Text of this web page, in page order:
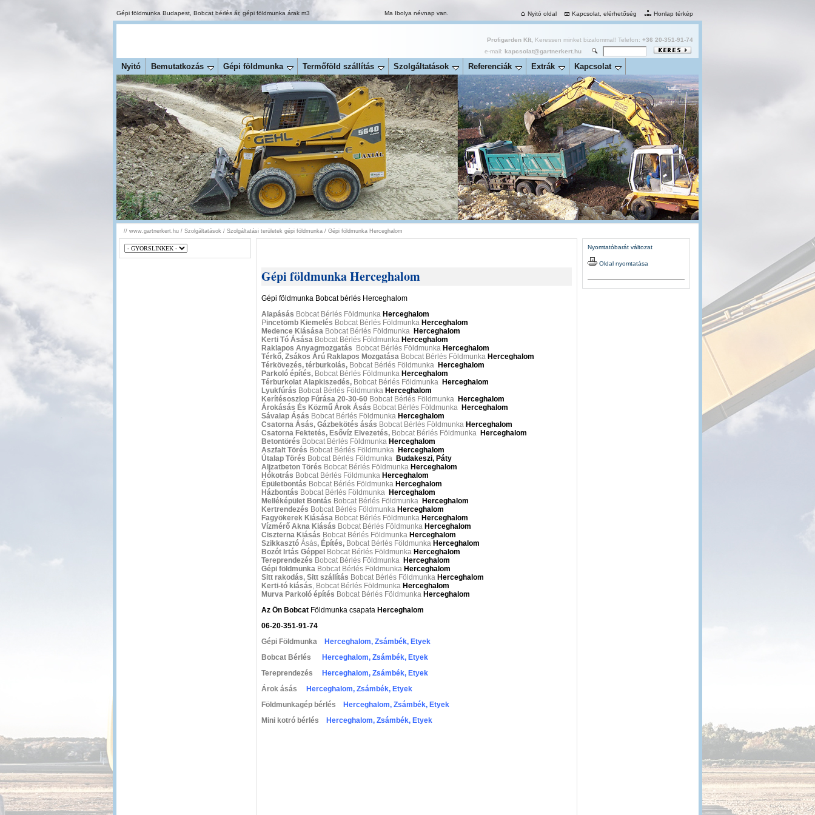
Gépi földmunka Budapest Bobcat bérlés ár, gépi földmunka árak m3 Ma Ibolya névnap van. Nyitó oldal Kapcsolat, elérhetőség Honlap térkép
Profigarden Kft, Keressen minket bizalommal! Telefon: +36 20-351-91-74
e-mail: kapcsolat@gartnerkert.hu
Nyitó Bemutatkozás Gépi földmunka Termőföld szállítás Szolgáltatások Referenciák Extrák Kapcsolat
// www.gartnerkert.hu / Szolgáltatások / Szolgáltatási területek gépi földmunka / Gépi földmunka Herceghalom
Gépi földmunka Herceghalom
Gépi földmunka Bobcat bérlés Herceghalom
Alapásás Bobcat Bérlés Földmunka Herceghalom
Pincetömb Kiemelés Bobcat Bérlés Földmunka Herceghalom
Medence Kiásása Bobcat Bérlés Földmunka Herceghalom
Kerti Tó Ásása Bobcat Bérlés Földmunka Herceghalom
Raklapos Anyagmozgatás Bobcat Bérlés Földmunka Herceghalom
Térkő, Zsákos Árú Raklapos Mozgatása Bobcat Bérlés Földmunka Herceghalom
Térkövezés, térburkolás, Bobcat Bérlés Földmunka Herceghalom
Parkoló építés, Bobcat Bérlés Földmunka Herceghalom
Térburkolat Alapkiszedés, Bobcat Bérlés Földmunka Herceghalom
Lyukfúrás Bobcat Bérlés Földmunka Herceghalom
Kerítésoszlop Fúrása 20-30-60 Bobcat Bérlés Földmunka Herceghalom
Árokásás És Közmű Árok Ásás Bobcat Bérlés Földmunka Herceghalom
Sávalap Ásás Bobcat Bérlés Földmunka Herceghalom
Csatorna Ásás, Gázbekötés ásás Bobcat Bérlés Földmunka Herceghalom
Csatorna Fektetés, Esővíz Elvezetés, Bobcat Bérlés Földmunka Herceghalom
Betontörés Bobcat Bérlés Földmunka Herceghalom
Aszfalt Törés Bobcat Bérlés Földmunka Herceghalom
Útalap Törés Bobcat Bérlés Földmunka Budakeszi, Páty
Aljzatbeton Törés Bobcat Bérlés Földmunka Herceghalom
Hókotrás Bobcat Bérlés Földmunka Herceghalom
Épületbontás Bobcat Bérlés Földmunka Herceghalom
Házbontás Bobcat Bérlés Földmunka Herceghalom
Melléképület Bontás Bobcat Bérlés Földmunka Herceghalom
Kertrendezés Bobcat Bérlés Földmunka Herceghalom
Fagyökerek Kiásása Bobcat Bérlés Földmunka Herceghalom
Vízmérő Akna Kiásás Bobcat Bérlés Földmunka Herceghalom
Ciszterna Kiásás Bobcat Bérlés Földmunka Herceghalom
Szikkasztó Ásás, Építés, Bobcat Bérlés Földmunka Herceghalom
Bozót Irtás Géppel Bobcat Bérlés Földmunka Herceghalom
Tereprendezés Bobcat Bérlés Földmunka Herceghalom
Gépi földmunka Bobcat Bérlés Földmunka Herceghalom
Sitt rakodás, Sitt szállítás Bobcat Bérlés Földmunka Herceghalom
Kerti-tó kiásás , Bobcat Bérlés Földmunka Herceghalom
Murva Parkoló építés Bobcat Bérlés Földmunka Herceghalom
Az Ön Bobcat Földmunka csapata Herceghalom
06-20-351-91-74
Gépi Földmunka
Herceghalom, Zsámbék, Etyek
Bobcat Bérlés
Herceghalom, Zsámbék, Etyek
Tereprendezés
Herceghalom, Zsámbék, Etyek
Árok ásás
Herceghalom, Zsámbék, Etyek
Földmunkagép bérlés
Herceghalom, Zsámbék, Etyek
Mini kotró bérlés
Herceghalom, Zsámbék, Etyek
Nyomtatóbarát változat
Oldal nyomtatása